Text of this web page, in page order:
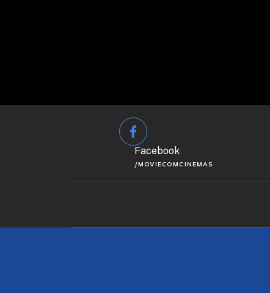
Facebook
/MOVIECOMCINEMAS